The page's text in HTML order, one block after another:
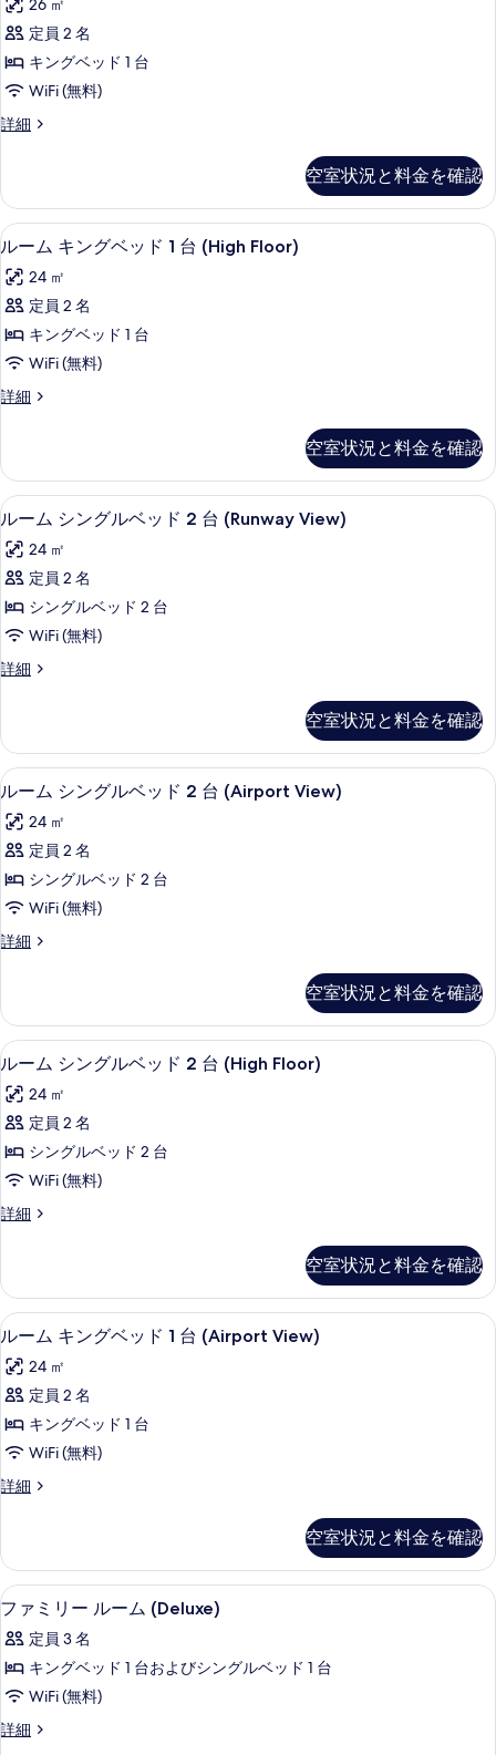
示
す
る
View)
の
す
べ
写
真
を
表
示
す
る
ド
(Runway
View)
詳
ム
キ
ン
ベ
ド
台
(Deluxe
View)
の
す
べ
写
真
を
表
示
す
る
26 ㎡
定員 2 名
キングベッド 1 台
WiFi (無料)
詳細
ル
ン
グ
ベ
ド
(Deluxe
View)
詳
空室状況と料金を確認
ル
ー
ム
キ
ン
ベ
ド
台
(High
Floor)
の
す
べ
写
真
を
表
示
す
る
ルーム キングベッド 1 台 (High
4
ルーム キングベッド 1 台 (High Floor)
24 ㎡
定員 2 名
キングベッド 1 台
WiFi (無料)
詳細
ル
ン
グ
ベ
ド
(High
Floor)
詳
空室状況と料金を確認
ル
ー
ム
シ
ン
ル
ッ
ド
2
台
(Runway
View)
の
す
の
写
真
を
表
示
す
る
低刺激性寝具、セーフティボックス
4
ルーム シングルベッド 2 台 (Runway View)
24 ㎡
定員 2 名
シングルベッド 2 台
WiFi (無料)
詳細
ル
ン
グ
ル
ッ
ド
台
(Runway
の
空室状況と料金を確認
ル
ー
ム
シ
ン
ル
ッ
ド
2
台
(Airport
View)
の
す
の
写
真
を
表
示
す
る
低刺激性寝具、セーフティボックス
5
ルーム シングルベッド 2 台 (Airport View)
24 ㎡
定員 2 名
シングルベッド 2 台
WiFi (無料)
詳細
ル
ン
グ
ル
ッ
ド
台
(Airport
の
空室状況と料金を確認
ル
ー
ム
シ
ン
ル
ッ
ド
2
台
(High
Floor)
の
す
の
写
真
を
表
示
す
低刺激性寝具、セーフティボックス
4
ルーム シングルベッド 2 台 (High Floor)
24 ㎡
定員 2 名
シングルベッド 2 台
WiFi (無料)
詳細
ル
ン
グ
ル
ッ
ド
台
(High
の
空室状況と料金を確認
ル
ー
ム
キ
ン
ベ
ド
台
(Airport
View)
の
す
低刺激性寝具、セーフティボックス
4
ルーム キングベッド 1 台 (Airport View)
24 ㎡
定員 2 名
キングベッド 1 台
WiFi (無料)
詳細
ル
ン
グ
ベ
ド
(Airport
View)
の
空室状況と料金を確認
フ
ァ
ミ
リ
ル
ファミリー ルーム (Deluxe) | 低刺激
5
ファミリー ルーム (Deluxe)
定員 3 名
キングベッド 1 台およびシングルベッド 1 台
WiFi (無料)
詳細
フ